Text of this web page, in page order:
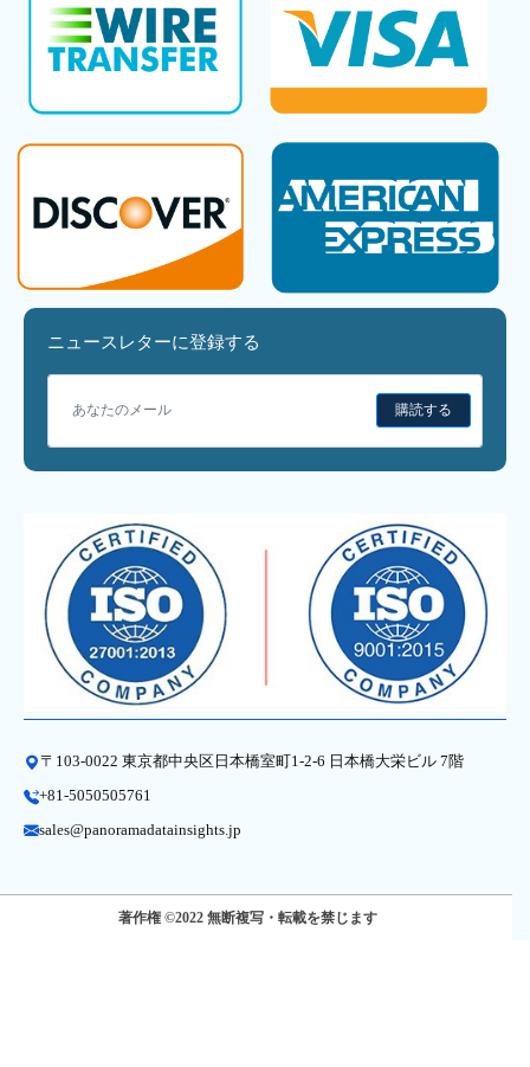
ニュースレターに登録する
購読する
〒103-0022 東京都中央区日本橋室町1-2-6 日本橋大栄ビル 7階
+81-5050505761
sales@panoramadatainsights.jp
著作権 ©2022 無断複写・転載を禁じます